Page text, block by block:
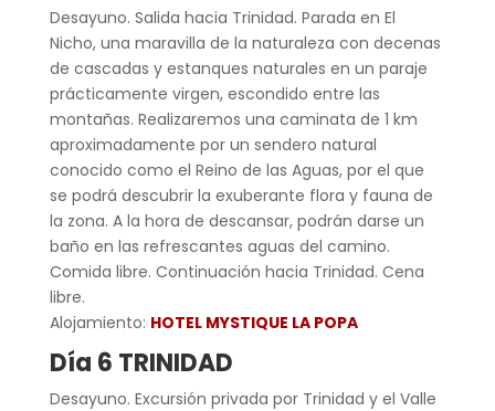
Desayuno. Salida hacia Trinidad. Parada en El
Nicho, una maravilla de la naturaleza con decenas
de cascadas y estanques naturales en un paraje
prácticamente virgen, escondido entre las
montañas. Realizaremos una caminata de 1 km
aproximadamente por un sendero natural
conocido como el Reino de las Aguas, por el que
se podrá descubrir la exuberante flora y fauna de
la zona. A la hora de descansar, podrán darse un
baño en las refrescantes aguas del camino.
Comida libre. Continuación hacia Trinidad. Cena
libre.
Alojamiento: HOTEL MYSTIQUE LA POPA
Día 6 TRINIDAD
Desayuno. Excursión privada por Trinidad y el Valle